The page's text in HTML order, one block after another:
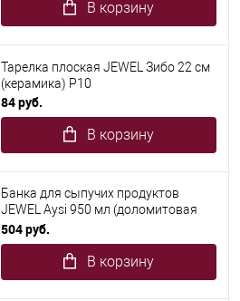
В корзину
Тарелка плоская JEWEL Зибо 22 см
(керамика) P10
84 руб.
В корзину
Банка для сыпучих продуктов
JEWEL Aysi 950 мл (доломитовая
керамика)
504 руб.
В корзину